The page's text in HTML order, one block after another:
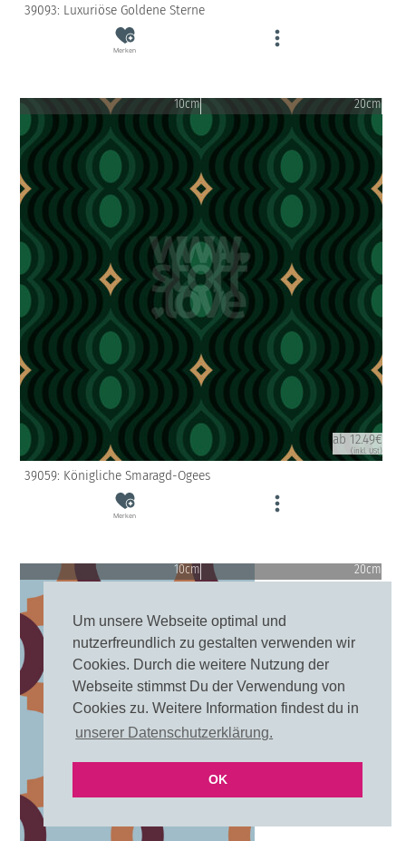
Um unsere Webseite optimal und
nutzerfreundlich zu gestalten verwenden wir
Cookies. Durch die weitere Nutzung der
Webseite stimmst Du der Verwendung von
Cookies zu. Weitere Information findest du in
unserer Datenschutzerklärung.
OK
39093: Luxuriöse Goldene Sterne
Merken
10cm 20cm
ab 12.49€
(inkl. USt)
39059: Königliche Smaragd-Ogees
Merken
10cm 20cm